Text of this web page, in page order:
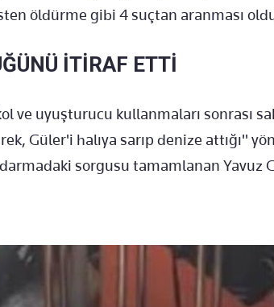
öldürme gibi 4 suçtan aranması
İTİRAF ETTİ
ve uyuşturucu kullanmaları sonrası
Güler'i halıya sarıp denize attığı"
sorgusu tamamlanan Yavuz